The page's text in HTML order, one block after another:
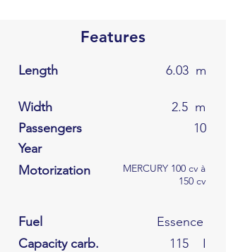
Features
Length 6.03 m
Width 2.5 m
Passengers
10
Year
Motorization
MERCURY 100 cv à
150 cv
Fuel
Essence
Capacity carb.
115
I